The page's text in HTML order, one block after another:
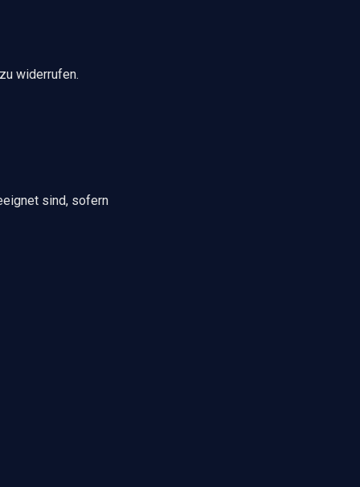
widerrufen.
sind, sofern